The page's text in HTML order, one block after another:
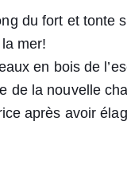
du fort et tonte
mer!
en bois de
de la nouvelle
après avoir